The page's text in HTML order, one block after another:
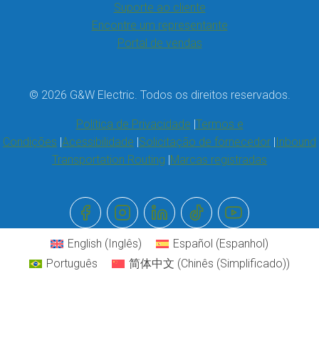
Suporte ao cliente
Encontre um representante
Portal de vendas
© 2026 G&W Electric. Todos os direitos reservados.
Política de Privacidade Termos e
Condições Acessibilidade Solicitação de fornecedor Inbound
Transportation Routing Marcas registradas
English (Inglês) Español (Espanhol)
Português
简体中文 (Chinês (Simplificado))